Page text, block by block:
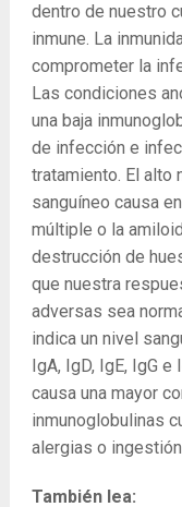
dentro de nuestro
inmune. La
comprometer la
Las condiciones
una baja
de infección e
tratamiento. El alto
sanguíneo causa
múltiple o la
destrucción de
que nuestra
adversas sea
indica un nivel
IgA, IgD, IgE, IgG
causa una mayor
inmunoglobulinas
alergias o
También lea: